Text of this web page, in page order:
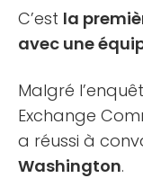
C’est la
avec une
Malgré
Exchange
a réussi à
Washington.